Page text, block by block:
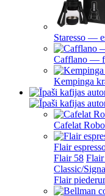
Staresso —
Cafflano —
Kempinga
Cafelat
Flair
Flair 58
Classic/
Flair